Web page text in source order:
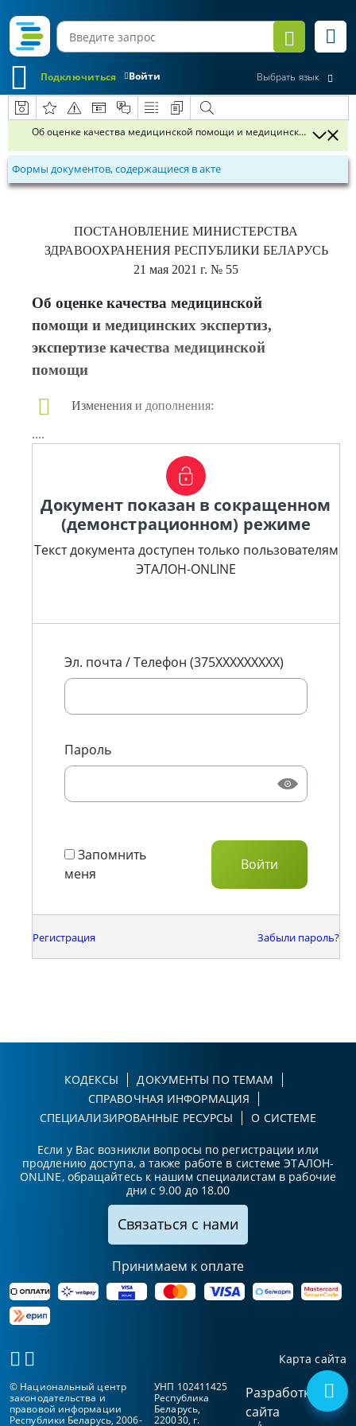
Войти
Подключиться Выбрать язык
Об оценке качества медицинской помощи и медицинских
Формы документов, содержащиеся в акте
ПОСТАНОВЛЕНИЕ МИНИСТЕРСТВА
ЗДРАВООХРАНЕНИЯ РЕСПУБЛИКИ БЕЛАРУСЬ
21 мая 2021 г. № 55
Об оценке качества медицинской
помощи и медицинских экспертиз,
экспертизе качества медицинской
помощи
Изменения и дополнения:
....
Документ показан в сокращенном
(демонстрационном) режиме
Текст документа доступен только пользователям
ЭТАЛОН-ONLINE
Эл. почта / Телефон (375XXXXXXXXX)
Пароль
Запомнить
меня
Регистрация Забыли пароль?
КОДЕКСЫ
ДОКУМЕНТЫ ПО ТЕМАМ
СПРАВОЧНАЯ ИНФОРМАЦИЯ
СПЕЦИАЛИЗИРОВАННЫЕ РЕСУРСЫ
О СИСТЕМЕ
Если у Вас возникли вопросы по регистрации или
продлению доступа, а также работе в системе ЭТАЛОН-
ONLINE, обращайтесь к нашим специалистам в рабочие
дни с 9.00 до 18.00
Связаться с нами
Принимаем к оплате
Карта сайта
© Национальный центр
законодательства и
правовой информации
Республики Беларусь, 2006-
УНП 102411425
Республика
Беларусь,
220030, г.
Разработка
сайта